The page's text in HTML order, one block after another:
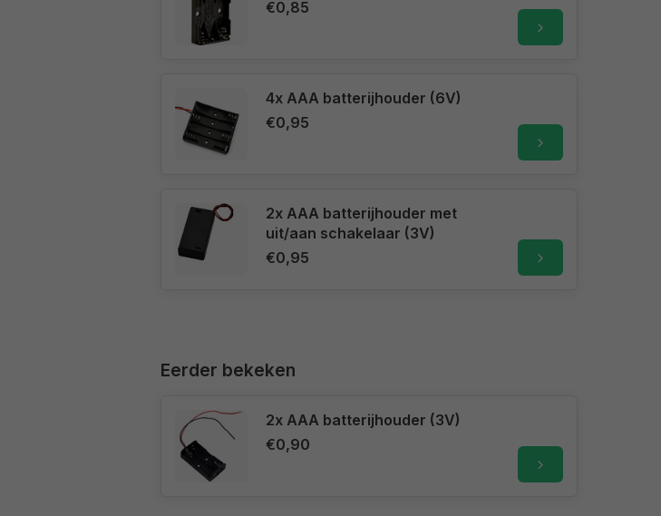
€0,85
4x AAA batterijhouder (6V)
€0,95
2x AAA batterijhouder met
uit/aan schakelaar (3V)
€0,95
Eerder bekeken
2x AAA batterijhouder (3V)
€0,90